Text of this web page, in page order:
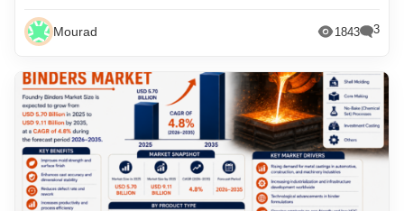
Mourad 1843 3